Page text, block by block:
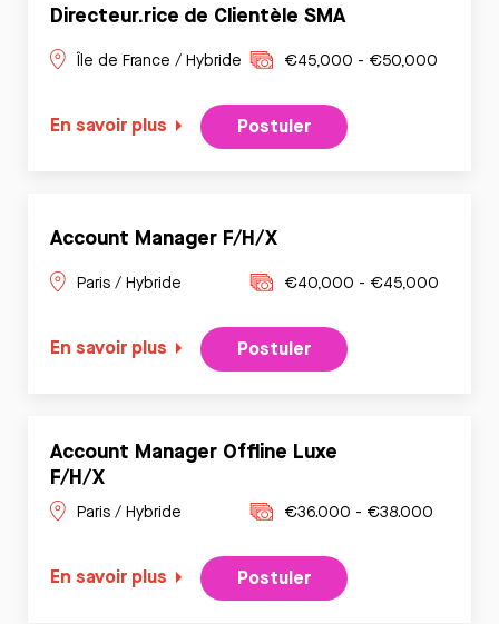
Directeur.rice de Clientèle SMA
Île de France / Hybride €45,000 - €50,000
En savoir plus Postuler
Account Manager F/H/X
Paris / Hybride €40,000 - €45,000
En savoir plus Postuler
Account Manager Offline Luxe
F/H/X
Paris / Hybride €36.000 - €38.000
En savoir plus Postuler